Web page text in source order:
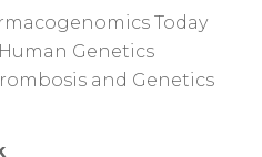
Today
Genetics
and Genetics